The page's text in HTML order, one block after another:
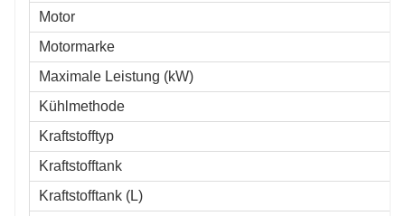
Motor
Motormarke
Maximale Leistung (kW)
Kühlmethode
Kraftstofftyp
Kraftstofftank
Kraftstofftank (L)